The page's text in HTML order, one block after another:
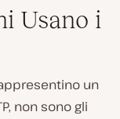
Usano i
un
non sono gli